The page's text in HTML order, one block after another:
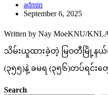
admin
September 6, 2025
Written by Nay MoeKNU/
သိမ်းယူထားခဲ့တဲ့ မြ၀တီမြို့နယ်
(၃၅၅)နဲ့ ခမရ (၃၅၆)တပ်ရင်
Search